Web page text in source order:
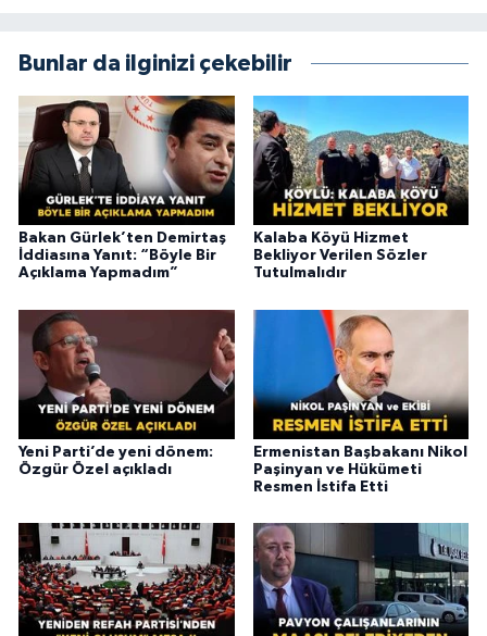
Bunlar da ilginizi çekebilir
Bakan Gürlek’ten Demirtaş
İddiasına Yanıt: “Böyle Bir
Açıklama Yapmadım”
Kalaba Köyü Hizmet
Bekliyor Verilen Sözler
Tutulmalıdır
Yeni Parti’de yeni dönem:
Özgür Özel açıkladı
Ermenistan Başbakanı Nikol
Paşinyan ve Hükümeti
Resmen İstifa Etti